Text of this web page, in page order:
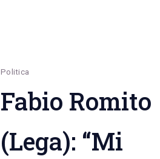
Politica
Fabio Romito
(Lega): “Mi